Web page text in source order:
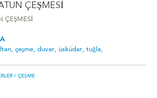
ÇEŞMESİ
ÇEŞMESİ
çeşme, duvar, üsküdar, tuğla,
/ ÇEŞME